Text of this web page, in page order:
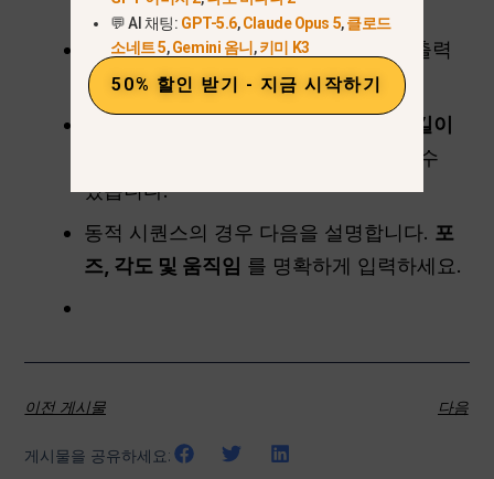
합니다.
사용고품질 참조 이미지를 사용하여 출력
일관성을 개선합니다.
버스트 길이
프로젝트에 따라 6회 또는 9회 촬영할 수
있습니다.
동적 시퀀스의 경우 다음을 설명합니다. 포
즈, 각도 및 움직임 를 명확하게 입력하세요.
이전 게시물 다음
게시물을 공유하세요:
💬 AI 채팅: GPT-5.6,Claude Opus 5,클로드
소네트 5,Gemini 옴니 ,키미 K3
50% 할인 받기 - 지금 시작하기